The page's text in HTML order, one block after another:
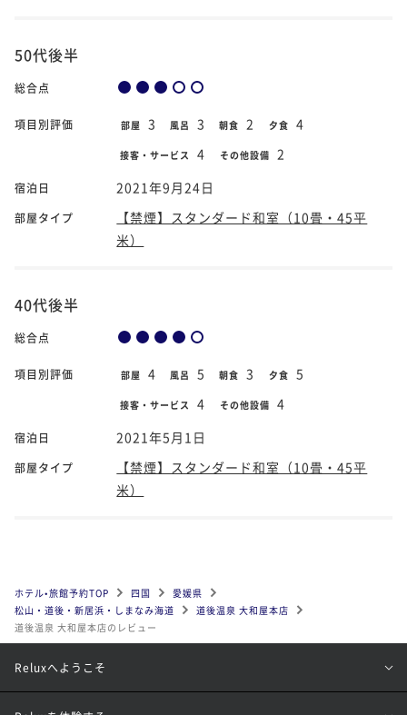
50代後半
総合点
項目別評価 部屋 3 風呂 3 朝食 2 夕食 4
接客・サービス 4 その他設備 2
宿泊日 2021年9月24日
部屋タイプ
【禁煙】スタンダード和室（10畳・45平
米）
40代後半
総合点
項目別評価 部屋 4 風呂 5 朝食 3 夕食 5
接客・サービス 4 その他設備 4
宿泊日 2021年5月1日
部屋タイプ
【禁煙】スタンダード和室（10畳・45平
米）
ホテル•旅館予約TOP 四国
愛媛県
松山・道後・新居浜・しまなみ海道
道後温泉 大和屋本店
道後温泉 大和屋本店のレビュー
Reluxへようこそ